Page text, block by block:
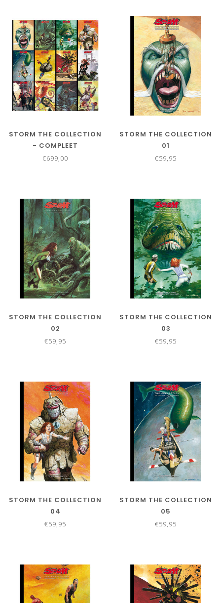
STORM THE COLLECTION
- COMPLEET
€699,00
STORM THE COLLECTION
01
€59,95
STORM THE COLLECTION
02
€59,95
STORM THE COLLECTION
03
€59,95
STORM THE COLLECTION
04
€59,95
STORM THE COLLECTION
05
€59,95